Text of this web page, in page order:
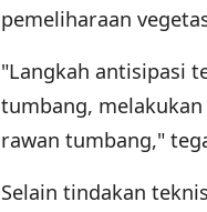
pemeliharaan
"Langkah antisipasi
tumbang,
rawan tumbang,"
Selain tindakan